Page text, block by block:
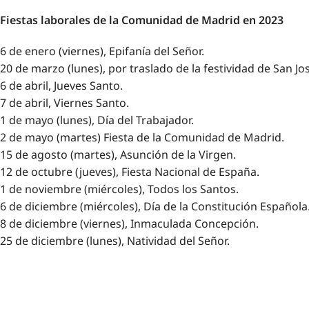
Fiestas laborales de la Comunidad de Madrid en 2023
6 de enero (viernes), Epifanía del Señor.
20 de marzo (lunes), por traslado de la festividad de San
6 de abril, Jueves Santo.
7 de abril, Viernes Santo.
1 de mayo (lunes), Día del Trabajador.
2 de mayo (martes) Fiesta de la Comunidad de Madrid.
15 de agosto (martes), Asunción de la Virgen.
12 de octubre (jueves), Fiesta Nacional de España.
1 de noviembre (miércoles), Todos los Santos.
6 de diciembre (miércoles), Día de la Constitución Española.
8 de diciembre (viernes), Inmaculada Concepción.
25 de diciembre (lunes), Natividad del Señor.